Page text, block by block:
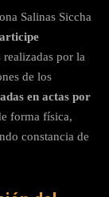
Salinas Siccha
por la
de los
en actas por
forma física,
constancia de